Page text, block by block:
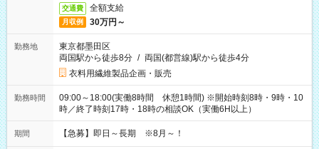
交通費 全額支給
月収例 30万円～
勤務地
東京都墨田区
両国駅から徒歩8分 / 両国(都営線)駅から徒歩4分
衣料用繊維製品企画・販売
勤務時間
09:00～18:00(実働8時間 休憩1時間) ※開始時刻8時・9時・10
時／終了時刻17時・18時の相談OK（実働6H以上）
期間 【急募】即日～長期 ※8月～！